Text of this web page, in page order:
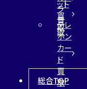
ット
買
取
ラ
買
取
テレ
ホン
カー
ド
買
取
総合TOP